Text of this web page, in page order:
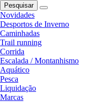
Pesquisar
Novidades
Desportos de Inverno
Caminhadas
Trail running
Corrida
Escalada / Montanhismo
Aquático
Pesca
Liquidação
Marcas